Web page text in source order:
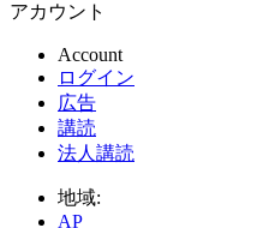
アカウント
Account
ログイン
広告
講読
法人講読
地域:
AP